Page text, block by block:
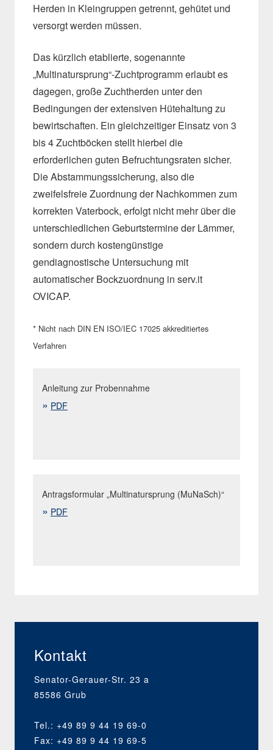
Herden in Kleingruppen getrennt, gehütet und
versorgt werden müssen.
Das kürzlich etablierte, sogenannte
„Multinatursprung“-Zuchtprogramm erlaubt es
dagegen, große Zuchtherden unter den
Bedingungen der extensiven Hütehaltung zu
bewirtschaften. Ein gleichzeitiger Einsatz von 3
bis 4 Zuchtböcken stellt hierbei die
erforderlichen guten Befruchtungsraten sicher.
Die Abstammungssicherung, also die
zweifelsfreie Zuordnung der Nachkommen zum
korrekten Vaterbock, erfolgt nicht mehr über die
unterschiedlichen Geburtstermine der Lämmer,
sondern durch kostengünstige
gendiagnostische Untersuchung mit
automatischer Bockzuordnung in serv.it
OVICAP.
* Nicht nach DIN EN ISO/IEC 17025 akkreditiertes
Verfahren
Anleitung zur Probennahme
PDF
Antragsformular „Multinatursprung (MuNaSch)“
PDF
Kontakt
Senator-Gerauer-Str. 23 a
85586 Grub
Tel.: +49 89 9 44 19 69-0
Fax: +49 89 9 44 19 69-5